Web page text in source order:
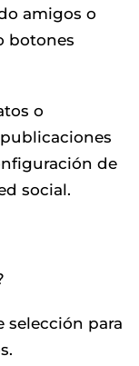
amigos o
botones
o
de
social.
selección para